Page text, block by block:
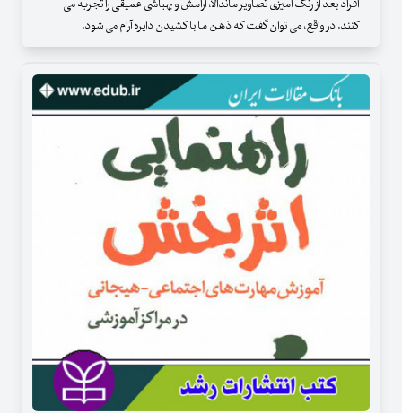
افراد بعد از رنگ آمیزی تصاویر ماندالا، آرامش و بهباشی عمیقی را تجربه می
کنند. در واقع، می توان گفت که ذهن ما با کشیدن دایره آرام می شود.